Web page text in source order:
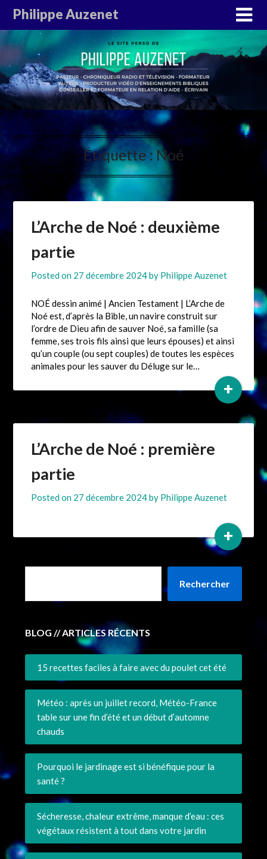
Philippe Auzenet
Étiquette :Noé
L’Arche de Noé : deuxième
partie
Posted on 27 décembre 2024by Philippe Auzenet
NOÉ dessin animé | Ancien Testament | L’Arche de
Noé est, d’après la Bible, un navire construit sur
l’ordre de Dieu afin de sauver Noé, sa famille (sa
femme, ses trois fils ainsi que leurs épouses) et ainsi
qu’un couple (ou sept couples) de toutes les espèces
animales pour les sauver du Déluge sur le…
+
L’Arche de Noé : première
partie
Posted on 27 décembre 2024by Philippe Auzenet
+
Rechercher
BLOG // ARTICLES RÉCENTS
15 recettes faciles à faire avec du poulet cet été
Météo : après un juillet record, Météo-France
table sur une fin d’été et un début d’automne
chauds
Pourquoi le jardinage est si bénéfique pour la
santé ?
Sécheresse, chaleur extrême, manque d’eau : ces
végétaux résistent à tout dans votre jardin